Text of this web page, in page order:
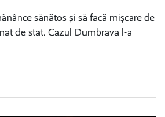
sănătos și să facă mișcare de
de stat. Cazul Dumbrava l-a